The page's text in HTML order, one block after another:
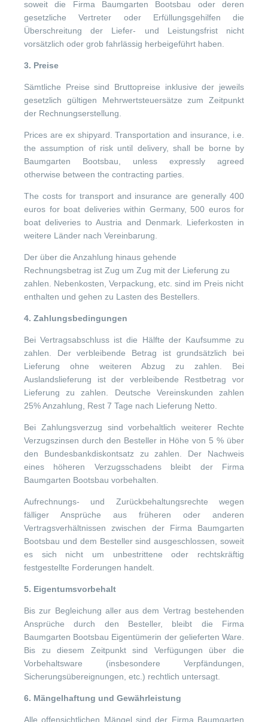
soweit die Firma Baumgarten Bootsbau oder deren
gesetzliche Vertreter oder Erfüllungsgehilfen die
Überschreitung der Liefer- und Leistungsfrist nicht
vorsätzlich oder grob fahrlässig herbeigeführt haben.
3. Preise
Sämtliche Preise sind Bruttopreise inklusive der jeweils
gesetzlich gültigen Mehrwertsteuersätze zum Zeitpunkt
der Rechnungserstellung.
Prices are ex shipyard. Transportation and insurance, i.e.
the assumption of risk until delivery, shall be borne by
Baumgarten Bootsbau, unless expressly agreed
otherwise between the contracting parties.
The costs for transport and insurance are generally 400
euros for boat deliveries within Germany, 500 euros for
boat deliveries to Austria and Denmark. Lieferkosten in
weitere Länder nach Vereinbarung.
Der über die Anzahlung hinaus gehende
Rechnungsbetrag ist Zug um Zug mit der Lieferung zu
zahlen. Nebenkosten, Verpackung, etc. sind im Preis nicht
enthalten und gehen zu Lasten des Bestellers.
4. Zahlungsbedingungen
Bei Vertragsabschluss ist die Hälfte der Kaufsumme zu
zahlen. Der verbleibende Betrag ist grundsätzlich bei
Lieferung ohne weiteren Abzug zu zahlen. Bei
Auslandslieferung ist der verbleibende Restbetrag vor
Lieferung zu zahlen. Deutsche Vereinskunden zahlen
25% Anzahlung, Rest 7 Tage nach Lieferung Netto.
Bei Zahlungsverzug sind vorbehaltlich weiterer Rechte
Verzugszinsen durch den Besteller in Höhe von 5 % über
den Bundesbankdiskontsatz zu zahlen. Der Nachweis
eines höheren Verzugsschadens bleibt der Firma
Baumgarten Bootsbau vorbehalten.
Aufrechnungs- und Zurückbehaltungsrechte wegen
fälliger Ansprüche aus früheren oder anderen
Vertragsverhältnissen zwischen der Firma Baumgarten
Bootsbau und dem Besteller sind ausgeschlossen, soweit
es sich nicht um unbestrittene oder rechtskräftig
festgestellte Forderungen handelt.
5. Eigentumsvorbehalt
Bis zur Begleichung aller aus dem Vertrag bestehenden
Ansprüche durch den Besteller, bleibt die Firma
Baumgarten Bootsbau Eigentümerin der gelieferten Ware.
Bis zu diesem Zeitpunkt sind Verfügungen über die
Vorbehaltsware (insbesondere Verpfändungen,
Sicherungsübereignungen, etc.) rechtlich untersagt.
6. Mängelhaftung und Gewährleistung
Alle offensichtlichen Mängel sind der Firma Baumgarten